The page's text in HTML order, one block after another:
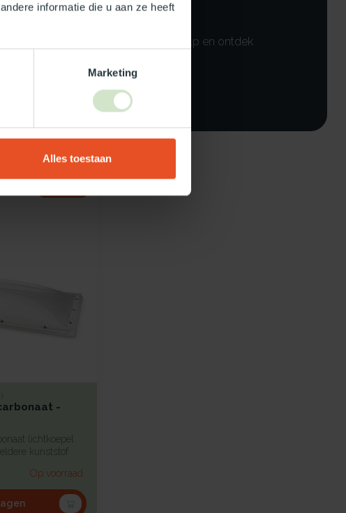
informatie die u aan ze heeft
Marketing
Alles toestaan
Gebruik dan onze daglicht keuzehulp en ontdek
-
lichtkoepel
kunststof
Op voorraad